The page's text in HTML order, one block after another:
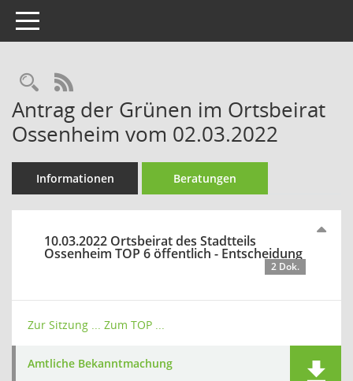
Toggle navigation
Rechercheauswahl
RSS-Feed
Antrag der Grünen im Ortsbeirat
Ossenheim vom 02.03.2022
Informationen Beratungen
10.03.2022 Ortsbeirat des Stadtteils
Ossenheim TOP 6 öffentlich - Entscheidung
2 Dok.
Zur Sitzung ... Zum TOP ...
Amtliche Bekanntmachung